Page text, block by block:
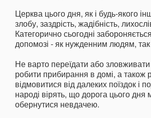
Церква цього дня, як і будь-якого
злобу, заздрість, жадібність,
Категорично сьогодні
допомозі - як нужденним людям, так
Не варто переїдати або
робити прибирання в домі, а також
відмовитися від далеких поїздок і
народі вірять, що дорога цього дня
обернутися невдачею.